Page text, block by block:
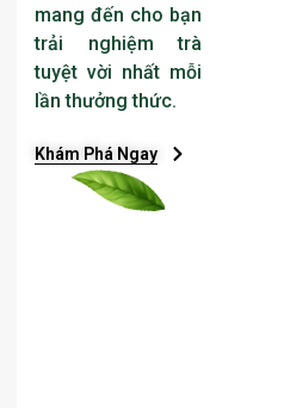
mang đến cho bạn
trải nghiệm trà
tuyệt vời nhất mỗi
lần thưởng thức.
Khám Phá Ngay